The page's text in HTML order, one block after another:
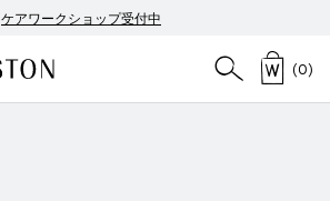
ケアワークショップ受付中
(0)